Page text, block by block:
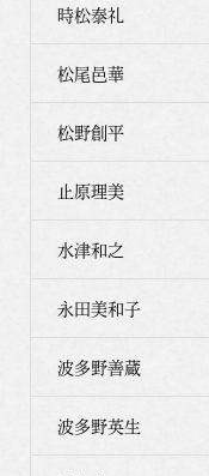
時松泰礼
松尾邑華
松野創平
止原理美
水津和之
永田美和子
波多野善蔵
波多野英生